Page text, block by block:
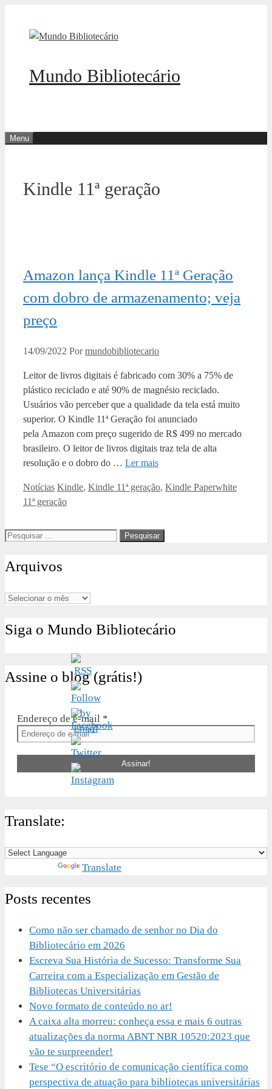
Mundo Bibliotecário
Menu
Kindle 11ª geração
Amazon lança Kindle 11ª Geração
com dobro de armazenamento; veja
preço
14/09/2022 Pormundobibliotecario
Leitor de livros digitais é fabricado com 30% a 75% de
plástico reciclado e até 90% de magnésio reciclado.
Usuários vão perceber que a qualidade da tela está muito
superior. O Kindle 11ª Geração foi anunciado
pela Amazon com preço sugerido de R$ 499 no mercado
brasileiro. O leitor de livros digitais traz tela de alta
resolução e o dobro do … Ler mais
Categorias
Notícias Tags
Kindle, Kindle 11ª geração, Kindle Paperwhite
11ª geração
Pesquisar
Arquivos
Arquivos
Siga o Mundo Bibliotecário
Assine o blog (grátis!)
Endereço de e-mail *
Translate:
Translate
Posts recentes
Como não ser chamado de senhor no Dia do
Bibliotecário em 2026
Escreva Sua História de Sucesso: Transforme Sua
Carreira com a Especialização em Gestão de
Bibliotecas Universitárias
Novo formato de conteúdo no ar!
A caixa alta morreu: conheça essa e mais 6 outras
atualizações da norma ABNT NBR 10520:2023 que
vão te surpreender!
Tese “O escritório de comunicação científica como
perspectiva de atuação para bibliotecas universitárias